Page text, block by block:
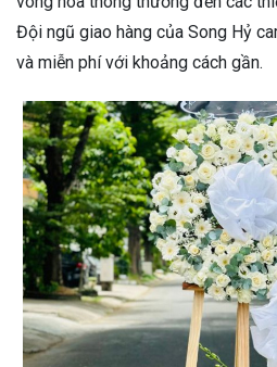
Đội ngũ giao hàng của Song Hỷ
và miễn phí với khoảng cách gần.